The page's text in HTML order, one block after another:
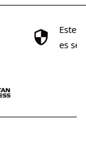
Este
es